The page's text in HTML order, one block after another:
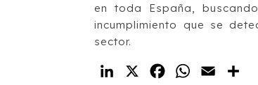
en toda España,
incumplimiento que se
sector.
LinkedIn
X FacebookWhatsApp
Email